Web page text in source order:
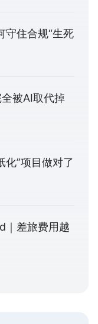
守住合规“生死
被AI取代掉
化”项目做对了
差旅费用越